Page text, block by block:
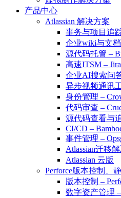
产品中心
Atlassian 解决方案
事务与项目追
企业wiki与文档
源代码托管 –
高速ITSM –
企业AI搜索问
异步视频通讯
身份管理 –
代码审查 –
源代码查看与
CI/CD –
事件管理 –
Atlassian迁移
Atlassian 云版
Perforce版本控制、
版本控制 –
数字资产管理